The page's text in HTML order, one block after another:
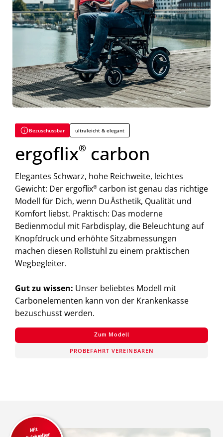
Bezuschussbar ultraleicht & elegant
ergoflix® carbon
Elegantes Schwarz, hohe Reichweite, leichtes
Gewicht: Der ergoflix® carbon ist genau das richtige
Modell für Dich, wenn Du Ästhetik, Qualität und
Komfort liebst. Praktisch: Das moderne
Bedienmodul mit Farbdisplay, die Beleuchtung auf
Knopfdruck und erhöhte Sitzabmessungen
machen diesen Rollstuhl zu einem praktischen
Wegbegleiter.
Gut zu wissen: Unser beliebtes Modell mit
Carbonelementen kann von der Krankenkasse
bezuschusst werden.
Zum Modell
PROBEFAHRT VEREINBAREN